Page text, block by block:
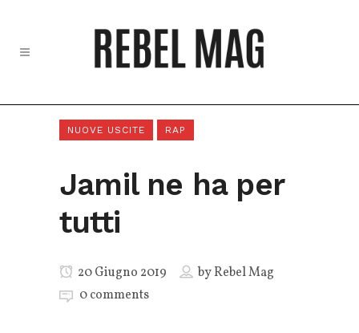
NUOVE USCITE RAP
Jamil ne ha per
tutti
20 Giugno 2019 byRebel Mag
0 comments